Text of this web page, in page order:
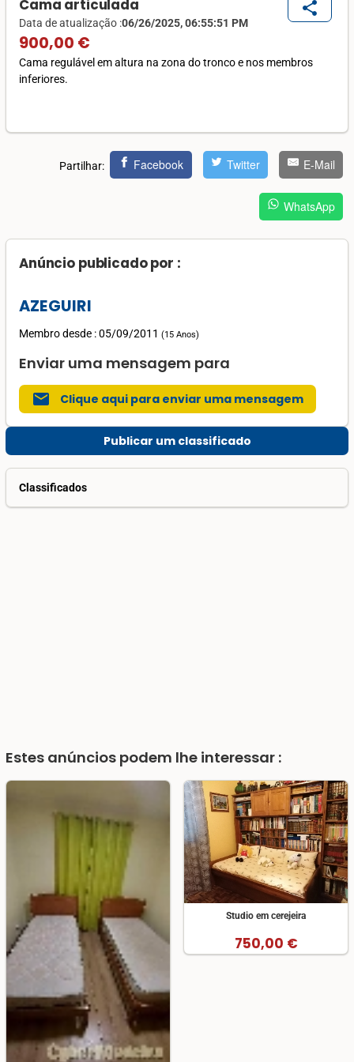
Cama articulada
Data de atualização :06/26/2025, 06:55:51 PM
900,00 €
share
Cama regulável em altura na zona do tronco e nos membros
inferiores.
Partilhar: Facebook Twitter E-Mail
WhatsApp
Anúncio publicado por :
AZEGUIRI
Membro desde : 05/09/2011 (15 Anos)
Enviar uma mensagem para
mail Clique aqui para enviar uma mensagem
Publicar um classificado
Classificados
Estes anúncios podem lhe interessar :
Studio em cerejeira
750,00 €